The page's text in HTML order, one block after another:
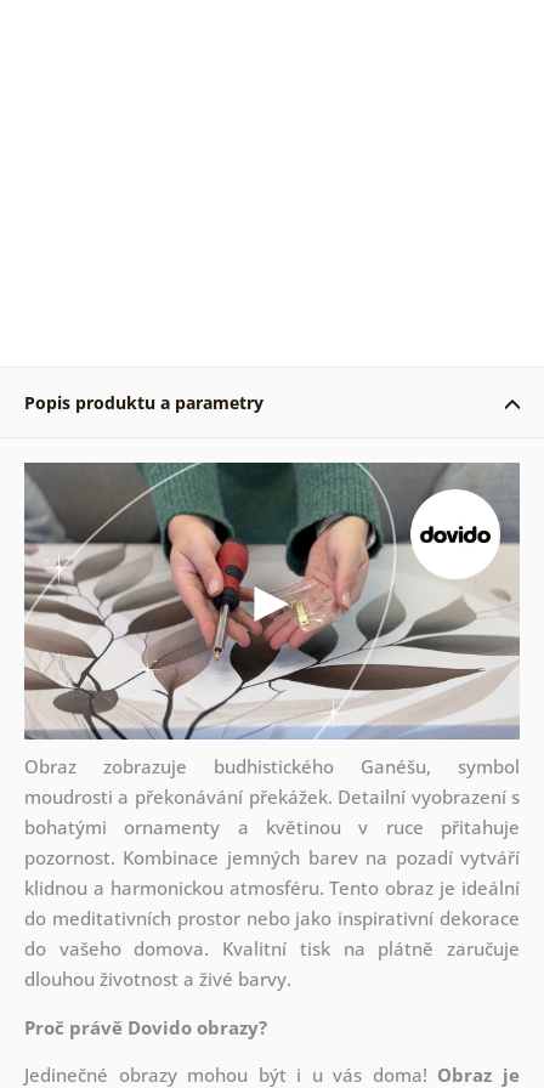
Popis produktu a parametry
Obraz zobrazuje budhistického Ganéšu, symbol
moudrosti a překonávání překážek. Detailní vyobrazení s
bohatými ornamenty a květinou v ruce přitahuje
pozornost. Kombinace jemných barev na pozadí vytváří
klidnou a harmonickou atmosféru. Tento obraz je ideální
do meditativních prostor nebo jako inspirativní dekorace
do vašeho domova. Kvalitní tisk na plátně zaručuje
dlouhou životnost a živé barvy.
Proč právě Dovido obrazy?
Jedinečné obrazy mohou být i u vás doma! Obraz je